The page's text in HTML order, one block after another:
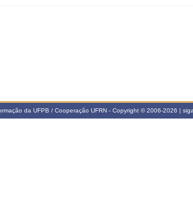
da UFPB / Cooperação UFRN - Copyright © 2006-2026 |